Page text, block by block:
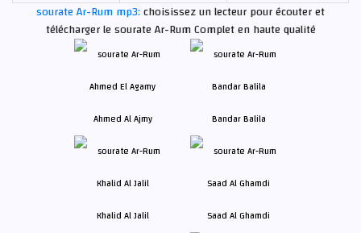
sourate Ar-Rum mp3:choisissez un lecteur pour écouter et
télécharger le sourate Ar-Rum Complet en haute qualité
Ahmed Al Ajmy Bandar Balila
Khalid Al Jalil Saad Al Ghamdi